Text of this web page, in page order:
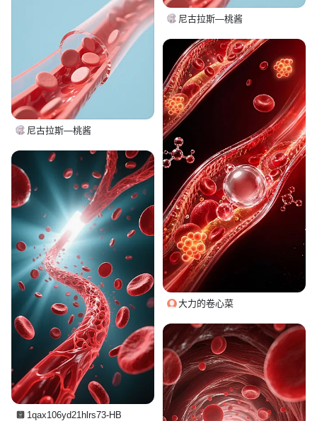
尼古拉斯—桃酱
尼古拉斯—桃酱
大力的卷心菜
1qax106yd21hlrs73-HB